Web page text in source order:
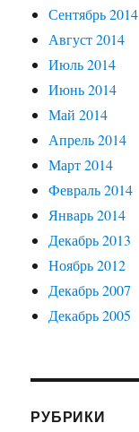
Сентябрь 2014
Август 2014
Июль 2014
Июнь 2014
Май 2014
Апрель 2014
Март 2014
Февраль 2014
Январь 2014
Декабрь 2013
Ноябрь 2012
Декабрь 2007
Декабрь 2005
РУБРИКИ